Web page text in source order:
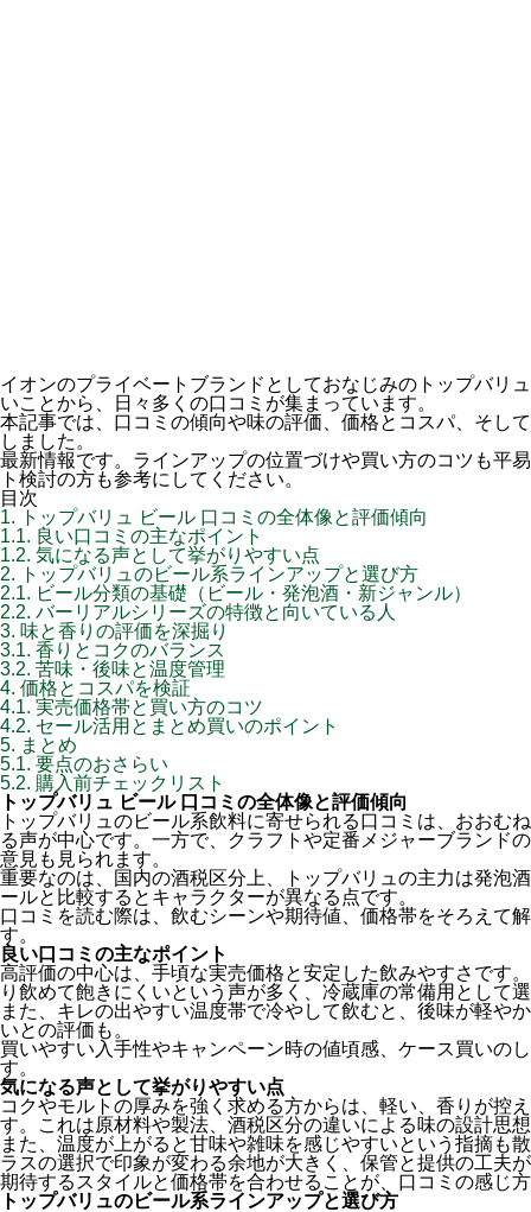
イオンのプライベートブランドとしておなじみのトップバリ
いことから、日々多くの口コミが集まっています。
本記事では、口コミの傾向や味の評価、価格とコスパ、そし
しました。
最新情報です。ラインアップの位置づけや買い方のコツも平
ト検討の方も参考にしてください。
目次
1. トップバリュ ビール 口コミの全体像と評価傾向
1.1. 良い口コミの主なポイント
1.2. 気になる声として挙がりやすい点
2. トップバリュのビール系ラインアップと選び方
2.1. ビール分類の基礎（ビール・発泡酒・新ジャンル）
2.2. バーリアルシリーズの特徴と向いている人
3. 味と香りの評価を深掘り
3.1. 香りとコクのバランス
3.2. 苦味・後味と温度管理
4. 価格とコスパを検証
4.1. 実売価格帯と買い方のコツ
4.2. セール活用とまとめ買いのポイント
5. まとめ
5.1. 要点のおさらい
5.2. 購入前チェックリスト
トップバリュ ビール 口コミの全体像と評価傾向
トップバリュのビール系飲料に寄せられる口コミは、おおむ
る声が中心です。一方で、クラフトや定番メジャーブランド
意見も見られます。
重要なのは、国内の酒税区分上、トップバリュの主力は発泡
ールと比較するとキャラクターが異なる点です。
口コミを読む際は、飲むシーンや期待値、価格帯をそろえて
す。
良い口コミの主なポイント
高評価の中心は、手頃な実売価格と安定した飲みやすさです
り飲めて飽きにくいという声が多く、冷蔵庫の常備用として
また、キレの出やすい温度帯で冷やして飲むと、後味が軽や
いとの評価も。
買いやすい入手性やキャンペーン時の値頃感、ケース買いの
す。
気になる声として挙がりやすい点
コクやモルトの厚みを強く求める方からは、軽い、香りが控
す。これは原材料や製法、酒税区分の違いによる味の設計思
また、温度が上がると甘味や雑味を感じやすいという指摘も
ラスの選択で印象が変わる余地が大きく、保管と提供の工夫
期待するスタイルと価格帯を合わせることが、口コミの感じ
トップバリュのビール系ラインアップと選び方